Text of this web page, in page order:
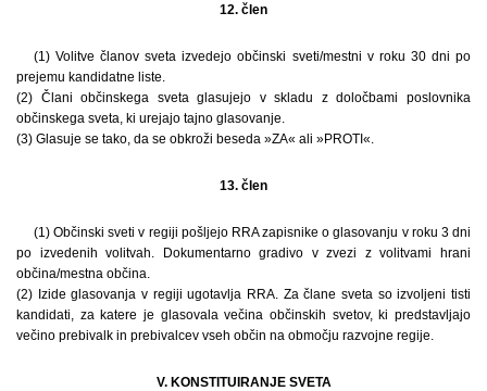
12. člen
(1) Volitve članov sveta izvedejo občinski sveti/mestni v roku 30 dni po
prejemu kandidatne liste.
(2) Člani občinskega sveta glasujejo v skladu z določbami poslovnika
občinskega sveta, ki urejajo tajno glasovanje.
(3) Glasuje se tako, da se obkroži beseda »ZA« ali »PROTI«.
13. člen
(1) Občinski sveti v regiji pošljejo RRA zapisnike o glasovanju v roku 3 dni
po izvedenih volitvah. Dokumentarno gradivo v zvezi z volitvami hrani
občina/mestna občina.
(2) Izide glasovanja v regiji ugotavlja RRA. Za člane sveta so izvoljeni tisti
kandidati, za katere je glasovala večina občinskih svetov, ki predstavljajo
večino prebivalk in prebivalcev vseh občin na območju razvojne regije.
V. KONSTITUIRANJE SVETA